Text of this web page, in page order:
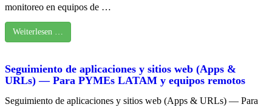
monitoreo en equipos de …
Weiterlesen …
Seguimiento de aplicaciones y sitios web (Apps &
URLs) — Para PYMEs LATAM y equipos remotos
Seguimiento de aplicaciones y sitios web (Apps & URLs) — Para